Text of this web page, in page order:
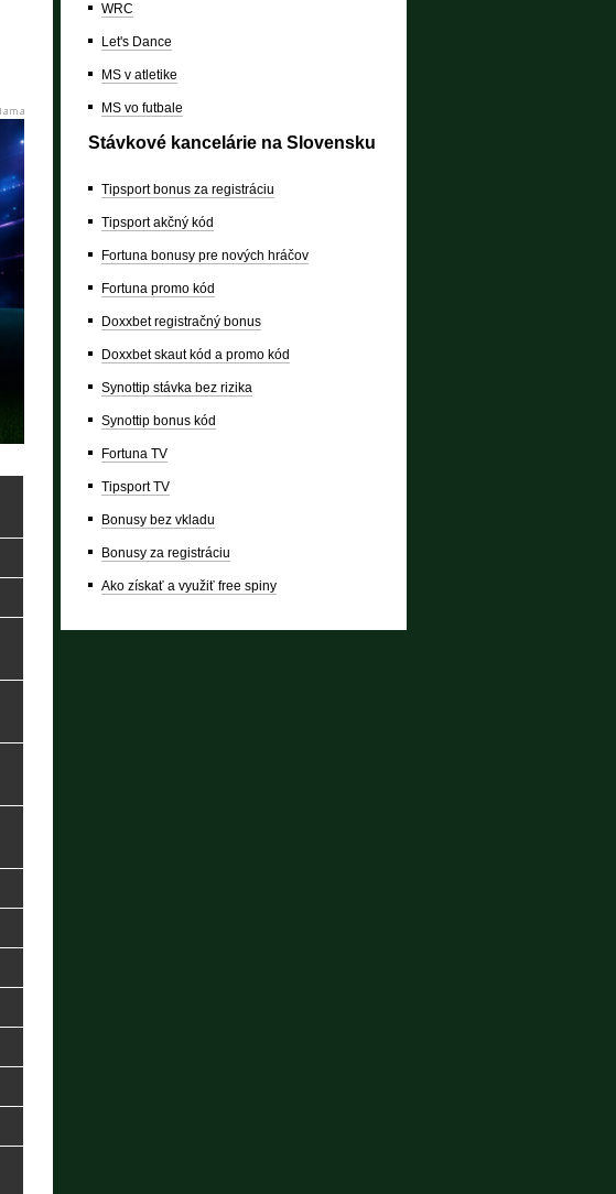
WRC
Let's Dance
MS v atletike
MS vo futbale
Stávkové kancelárie na Slovensku
Tipsport bonus za registráciu
Tipsport akčný kód
Fortuna bonusy pre nových hráčov
Fortuna promo kód
Doxxbet registračný bonus
Doxxbet skaut kód a promo kód
Synottip stávka bez rizika
Synottip bonus kód
Fortuna TV
Tipsport TV
Bonusy bez vkladu
Bonusy za registráciu
Ako získať a využiť free spiny